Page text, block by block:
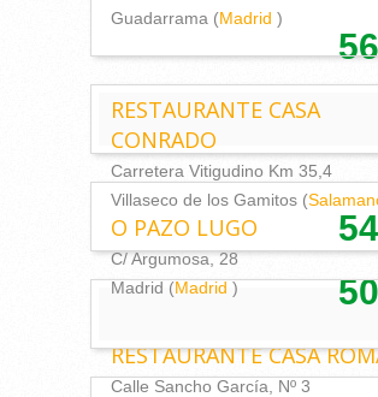
Guadarrama (Madrid )
56
RESTAURANTE CASA
CONRADO
Carretera Vitigudino Km 35,4
Villaseco de los Gamitos (
54
O PAZO LUGO
C/ Argumosa, 28
Madrid (Madrid ) 50
RESTAURANTE CASA
Calle Sancho García, Nº 3